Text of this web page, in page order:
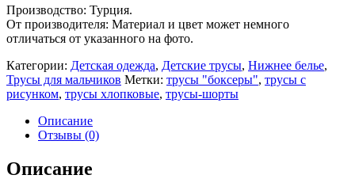
Производство: Турция.
От производителя: Материал и цвет может немного
отличаться от указанного на фото.
Категории: Детская одежда, Детские трусы, Нижнее белье,
Трусы для мальчиков Метки: трусы "боксеры", трусы с
рисунком, трусы хлопковые, трусы-шорты
Описание
Отзывы (0)
Описание